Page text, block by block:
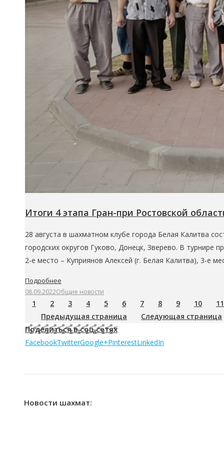
Итоги 4 этапа Гран-при Ростовской
28 августа в шахматном клубе города Белая Калитва
городских округов Гуково, Донецк, Зверево. В турнире
2-е место – Куприянов Алексей (г. Белая Калитва), 3-е
Подробнее
08.09.2022Общие новости
1 2 3 4 5 6 7 8 9 10
11
Предыдущая страница
Следующая страница
Поделиться в соц.сетях
FacebookTwitterGoogle+PinterestLinkedIn
Новости шахмат: